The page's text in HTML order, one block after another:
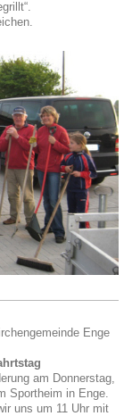
Enge
am Donnerstag,
Sportheim in Enge.
uns um 11 Uhr mit